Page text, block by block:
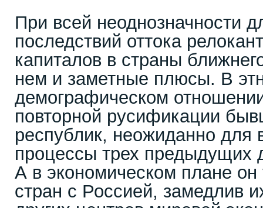
При всей неоднозначности
последствий оттока
капиталов в страны
нем и заметные плюсы. В
демографическом
повторной русификации
республик, неожиданно для
процессы трех предыдущих
А в экономическом плане он
стран с Россией, замедлив